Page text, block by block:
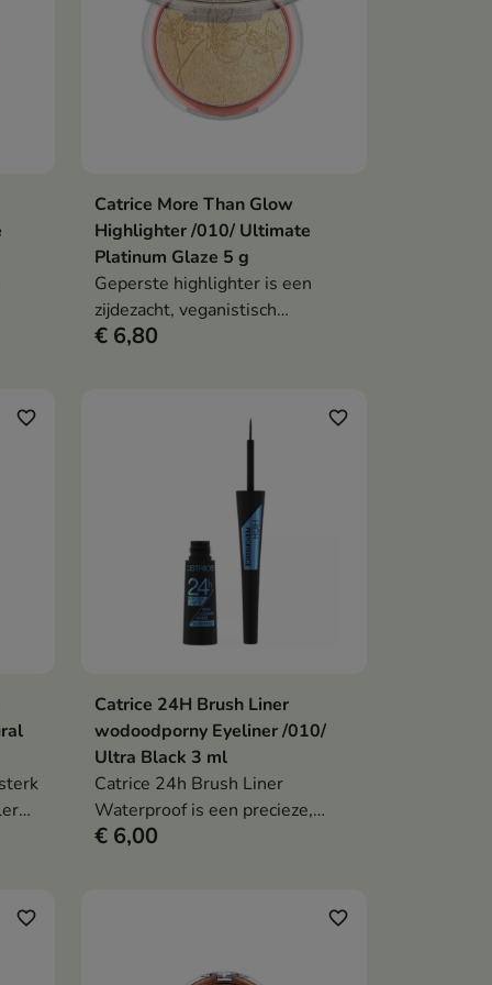
 In winkelwagen
Catrice More Than Glow
Highlighter /010/ Ultimate
Platinum Glaze 5 g
Geperste highlighter is een
zijdezacht, veganistisch
cosmeticaproduct dat de huid
€ 6,80
favorite_border
In winkelwagen
favorite_border
Catrice 24H Brush Liner
wodoodporny Eyeliner /010/
Ultra Black 3 ml
Catrice 24h Brush Liner
Waterproof is een precieze,
veganistische vloeibare eyeliner
zwarte lijn en een matte finish
€ 6,00
favorite_border favorite_border